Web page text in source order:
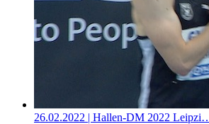
26.02.2022 | Hallen-DM 2022